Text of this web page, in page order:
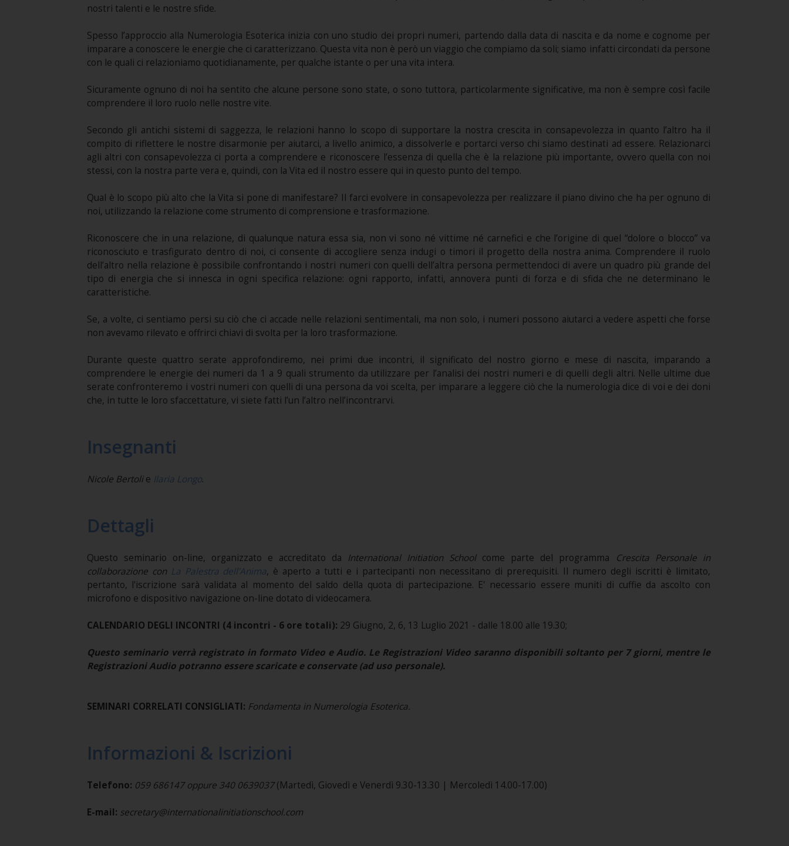
nostri talenti e le nostre sfide.
Spesso l’approccio alla Numerologia Esoterica inizia con uno studio dei propri numeri, partendo dalla data di nascita e da nome e cognome per
imparare a conoscere le energie che ci caratterizzano. Questa vita non è però un viaggio che compiamo da soli; siamo infatti circondati da persone
con le quali ci relazioniamo quotidianamente, per qualche istante o per una vita intera.
Sicuramente ognuno di noi ha sentito che alcune persone sono state, o sono tuttora, particolarmente significative, ma non è sempre così facile
comprendere il loro ruolo nelle nostre vite.
Secondo gli antichi sistemi di saggezza, le relazioni hanno lo scopo di supportare la nostra crescita in consapevolezza in quanto l’altro ha il
compito di riflettere le nostre disarmonie per aiutarci, a livello animico, a dissolverle e portarci verso chi siamo destinati ad essere. Relazionarci
agli altri con consapevolezza ci porta a comprendere e riconoscere l’essenza di quella che è la relazione più importante, ovvero quella con noi
stessi, con la nostra parte vera e, quindi, con la Vita ed il nostro essere qui in questo punto del tempo.
Qual è lo scopo più alto che la Vita si pone di manifestare? Il farci evolvere in consapevolezza per realizzare il piano divino che ha per ognuno di
noi, utilizzando la relazione come strumento di comprensione e trasformazione.
Riconoscere che in una relazione, di qualunque natura essa sia, non vi sono né vittime né carnefici e che l’origine di quel “dolore o blocco” va
riconosciuto e trasfigurato dentro di noi, ci consente di accogliere senza indugi o timori il progetto della nostra anima. Comprendere il ruolo
dell’altro nella relazione è possibile confrontando i nostri numeri con quelli dell’altra persona permettendoci di avere un quadro più grande del
tipo di energia che si innesca in ogni specifica relazione: ogni rapporto, infatti, annovera punti di forza e di sfida che ne determinano le
caratteristiche.
Se, a volte, ci sentiamo persi su ciò che ci accade nelle relazioni sentimentali, ma non solo, i numeri possono aiutarci a vedere aspetti che forse
non avevamo rilevato e offrirci chiavi di svolta per la loro trasformazione.
Durante queste quattro serate approfondiremo, nei primi due incontri, il significato del nostro giorno e mese di nascita, imparando a
comprendere le energie dei numeri da 1 a 9 quali strumento da utilizzare per l’analisi dei nostri numeri e di quelli degli altri. Nelle ultime due
serate confronteremo i vostri numeri con quelli di una persona da voi scelta, per imparare a leggere ciò che la numerologia dice di voi e dei doni
che, in tutte le loro sfaccettature, vi siete fatti l’un l’altro nell’incontrarvi.
Insegnanti
Nicole Bertolie Ilaria Longo.
Dettagli
Questo seminario on-line, organizzato e accreditato da International Initiation School come parte del programma
Crescita Personale in
collaborazione con La Palestra dell'Anima, è aperto a tutti e i partecipanti non necessitano di prerequisiti. Il numero degli iscritti è limitato,
pertanto, l'iscrizione sarà validata al momento del saldo della quota di partecipazione. E' necessario essere muniti di cuffie da ascolto con
microfono e dispositivo navigazione on-line dotato di videocamera.
CALENDARIO DEGLI INCONTRI (4 incontri - 6 ore totali): 29 Giugno, 2, 6, 13 Luglio 2021 - dalle 18.00 alle 19.30;
Questo seminario verrà registrato in formato Video e Audio. Le Registrazioni Video saranno disponibili soltanto per 7 giorni, mentre le
Registrazioni Audio potranno essere scaricate e conservate (ad uso personale).
SEMINARI CORRELATI CONSIGLIATI: Fondamenta in Numerologia Esoterica.
Informazioni & Iscrizioni
Telefono: 059 686147 oppure 340 0639037(Martedì, Giovedì e Venerdì 9.30-13.30 | Mercoledì 14.00-17.00)
E-mail: secretary@internationalinitiationschool.com